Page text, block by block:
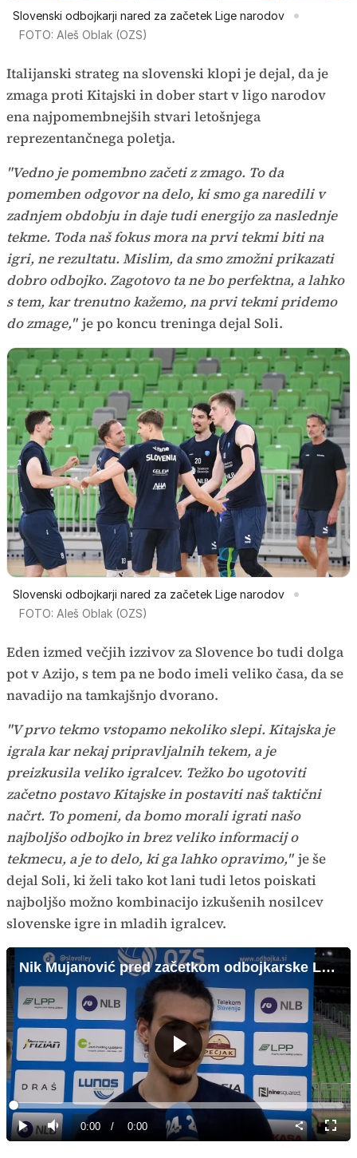
Slovenski odbojkarji nared za začetek Lige narodov
FOTO: Aleš Oblak (OZS)
Italijanski strateg na slovenski klopi je dejal, da je
zmaga proti Kitajski in dober start v ligo narodov
ena najpomembnejših stvari letošnjega
reprezentančnega poletja.
"Vedno je pomembno začeti z zmago. To da
pomemben odgovor na delo, ki smo ga naredili v
zadnjem obdobju in daje tudi energijo za naslednje
tekme. Toda naš fokus mora na prvi tekmi biti na
igri, ne rezultatu. Mislim, da smo zmožni prikazati
dobro odbojko. Zagotovo ta ne bo perfektna, a lahko
s tem, kar trenutno kažemo, na prvi tekmi pridemo
do zmage," je po koncu treninga dejal Soli.
Slovenski odbojkarji nared za začetek Lige narodov
FOTO: Aleš Oblak (OZS)
Eden izmed večjih izzivov za Slovence bo tudi dolga
pot v Azijo, s tem pa ne bodo imeli veliko časa, da se
navadijo na tamkajšnjo dvorano.
"V prvo tekmo vstopamo nekoliko slepi. Kitajska je
igrala kar nekaj pripravljalnih tekem, a je
preizkusila veliko igralcev. Težko bo ugotoviti
začetno postavo Kitajske in postaviti naš taktični
načrt. To pomeni, da bomo morali igrati našo
najboljšo odbojko in brez veliko informacij o
tekmecu, a je to delo, ki ga lahko opravimo," je še
dejal Soli, ki želi tako kot lani tudi letos poiskati
najboljšo možno kombinacijo izkušenih nosilcev
slovenske igre in mladih igralcev.
Nik Mujanović pred začetkom odbojkarske Lige narodov
Predvajaj
Predvajaj
Tiho Current
0:00 / Duration
0:00
Loaded:
0%
način